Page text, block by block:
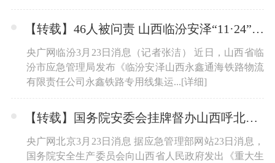
【转载】46人被问责 山西临汾安泽“11·24”较大坍塌事故调查报告发布
央广网临汾3月23日消息（记者张洁） 近日，山西省临
汾市应急管理局发布《临汾安泽山西永鑫通海铁路物流
有限责任公司永鑫铁路专用线集运...[详细]
【转载】国务院安委会挂牌督办山西呼北高速公路重大交通事故查处
央广网北京3月23日消息 据应急管理部网站23日消息，
国务院安全生产委员会向山西省人民政府发出《重大生